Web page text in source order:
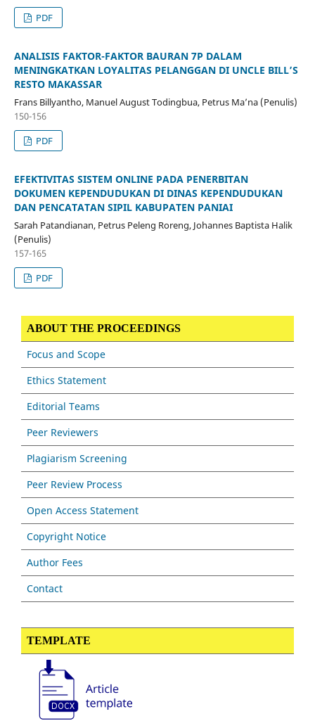
PDF
ANALISIS FAKTOR-FAKTOR BAURAN 7P DALAM
MENINGKATKAN LOYALITAS PELANGGAN DI UNCLE BILL’S
RESTO MAKASSAR
Frans Billyantho, Manuel August Todingbua, Petrus Ma’na (Penulis)
150-156
PDF
EFEKTIVITAS SISTEM ONLINE PADA PENERBITAN
DOKUMEN KEPENDUDUKAN DI DINAS KEPENDUDUKAN
DAN PENCATATAN SIPIL KABUPATEN PANIAI
Sarah Patandianan, Petrus Peleng Roreng, Johannes Baptista Halik
(Penulis)
157-165
PDF
ABOUT THE PROCEEDINGS
Focus and Scope
Ethics Statement
Editorial Teams
Peer Reviewers
Plagiarism Screening
Peer Review Process
Open Access Statement
Copyright Notice
Author Fees
Contact
TEMPLATE